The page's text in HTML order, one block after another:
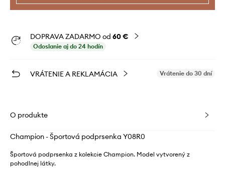
DOPRAVA ZADARMO od 60 €
Odoslanie aj do 24 hodín
VRÁTENIE A REKLAMÁCIA Vrátenie do 30 dní
O produkte
Champion - Športová podprsenka Y08R0
Športová podprsenka z kolekcie Champion. Model vytvorený z
pohodlnej látky.